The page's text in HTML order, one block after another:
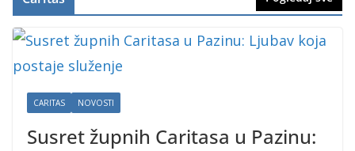
CARITAS NOVOSTI
Susret župnih Caritasa u Pazinu: